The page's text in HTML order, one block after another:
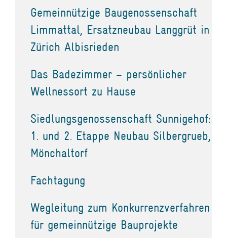
Gemeinnützige Baugenossenschaft
Limmattal, Ersatzneubau Langgrüt in
Zürich Albisrieden
Das Badezimmer – persönlicher
Wellnessort zu Hause
Siedlungsgenossenschaft Sunnigehof:
1. und 2. Etappe Neubau Silbergrueb,
Mönchaltorf
Fachtagung
Wegleitung zum Konkurrenzverfahren
für gemeinnützige Bauprojekte